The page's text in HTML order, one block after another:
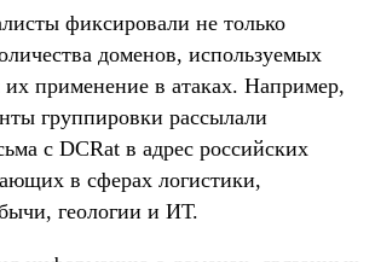
фиксировали не только
доменов, используемых
применение в атаках. Например,
группировки рассылали
с DCRat в адрес российских
в сферах логистики,
геологии и ИТ.